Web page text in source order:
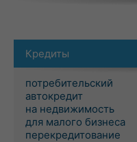
Кредиты
потребительский
автокредит
на недвижимость
для малого бизнеса
перекредитование